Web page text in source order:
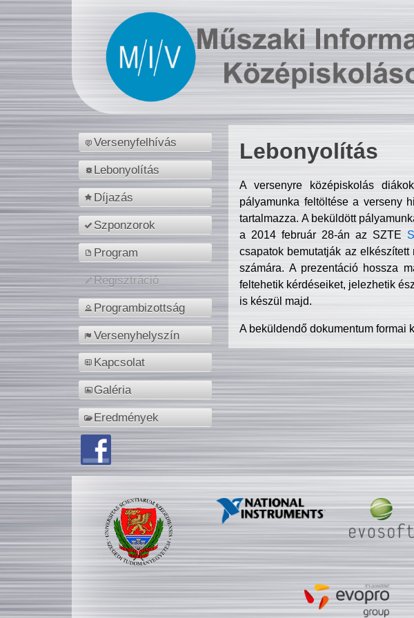
Versenyfelhívás
Lebonyolítás
Díjazás
Szponzorok
Program
Regisztráció
Programbizottság
Versenyhelyszín
Kapcsolat
Galéria
Eredmények
Lebonyolítás
A versenyre középiskolás
pályamunka feltöltése a verseny
tartalmazza. A beküldött
a 2014 február 28-án az SZTE
csapatok bemutatják az
számára. A prezentáció hossza
feltehetik kérdéseiket, jelezhetik
is készül majd.
A beküldendő dokumentum formai